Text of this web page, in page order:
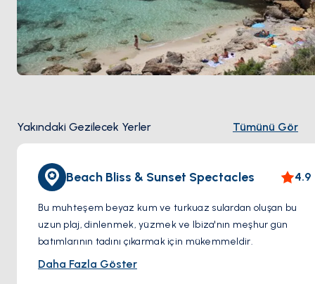
Yakındaki Gezilecek Yerler Tümünü Gör
Beach Bliss & Sunset Spectacles 4.9
Bu muhteşem beyaz kum ve turkuaz sulardan oluşan bu
uzun plaj, dinlenmek, yüzmek ve Ibiza'nın meşhur gün
batımlarının tadını çıkarmak için mükemmeldir.
Yakındaki Koylar: Cala Tarida'nın etrafındaki sevimli koyları
Daha Fazla Göster